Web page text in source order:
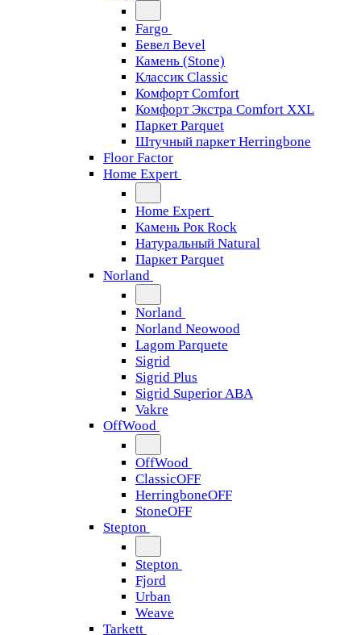
Fargo
Бевел Bevel
Камень (Stone)
Классик Classic
Комфорт Comfort
Комфорт Экстра Comfort XXL
Паркет Parquet
Штучный паркет Herringbone
Floor Factor
Home Expert
Home Expert
Камень Рок Rock
Натуральный Natural
Паркет Parquet
Norland
Norland
Norland Neowood
Lagom Parquete
Sigrid
Sigrid Plus
Sigrid Superior ABA
Vakre
OffWood
OffWood
ClassicOFF
HerringboneOFF
StoneOFF
Stepton
Stepton
Fjord
Urban
Weave
Tarkett